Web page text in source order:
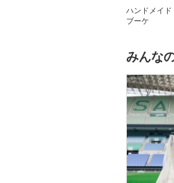
ハンドメイド
ブーケ
みんな